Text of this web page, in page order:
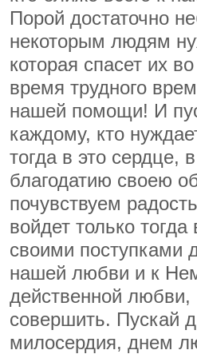
Порой достаточно
некоторым людям
которая спасет их
время трудного
нашей помощи! И
каждому, кто
тогда в это сердце,
благодатию своею
почувствуем
войдет только
своими поступками
нашей любви и к
действенной
совершить. Пускай
милосердия, днем